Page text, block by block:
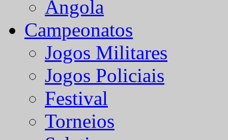
Angola
Campeonatos
Jogos Militares
Jogos Policiais
Festival
Torneios